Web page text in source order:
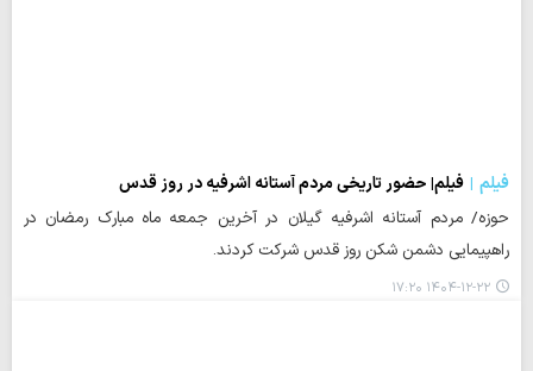
فیلم
فیلم| حضور تاریخی مردم آستانه اشرفیه در روز قدس
حوزه/ مردم آستانه اشرفیه گیلان در آخرین جمعه ماه مبارک رمضان در
راهپیمایی دشمن شکن روز قدس شرکت کردند.
۱۴۰۴-۱۲-۲۲ ۱۷:۲۰